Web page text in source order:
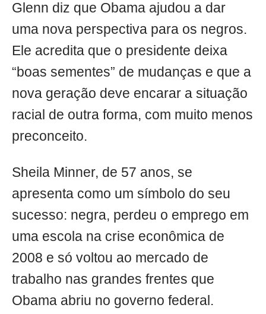
Glenn diz que Obama ajudou a dar
uma nova perspectiva para os negros.
Ele acredita que o presidente deixa
“boas sementes” de mudanças e que a
nova geração deve encarar a situação
racial de outra forma, com muito menos
preconceito.
Sheila Minner, de 57 anos, se
apresenta como um símbolo do seu
sucesso: negra, perdeu o emprego em
uma escola na crise econômica de
2008 e só voltou ao mercado de
trabalho nas grandes frentes que
Obama abriu no governo federal.